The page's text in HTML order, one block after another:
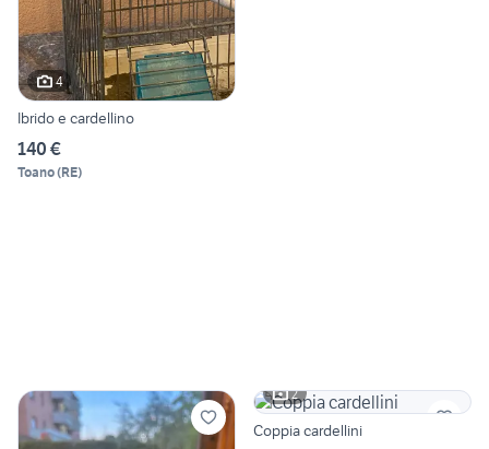
4
Ibrido e cardellino
140 €
Toano(RE)
2
Coppia cardellini